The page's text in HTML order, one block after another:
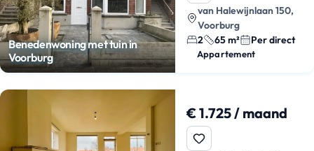
Benedenwoning met tuin in
Voorburg
van Halewijnlaan 150,
Voorburg
2
65 m² Per direct
Appartement
€ 1.725 / maand